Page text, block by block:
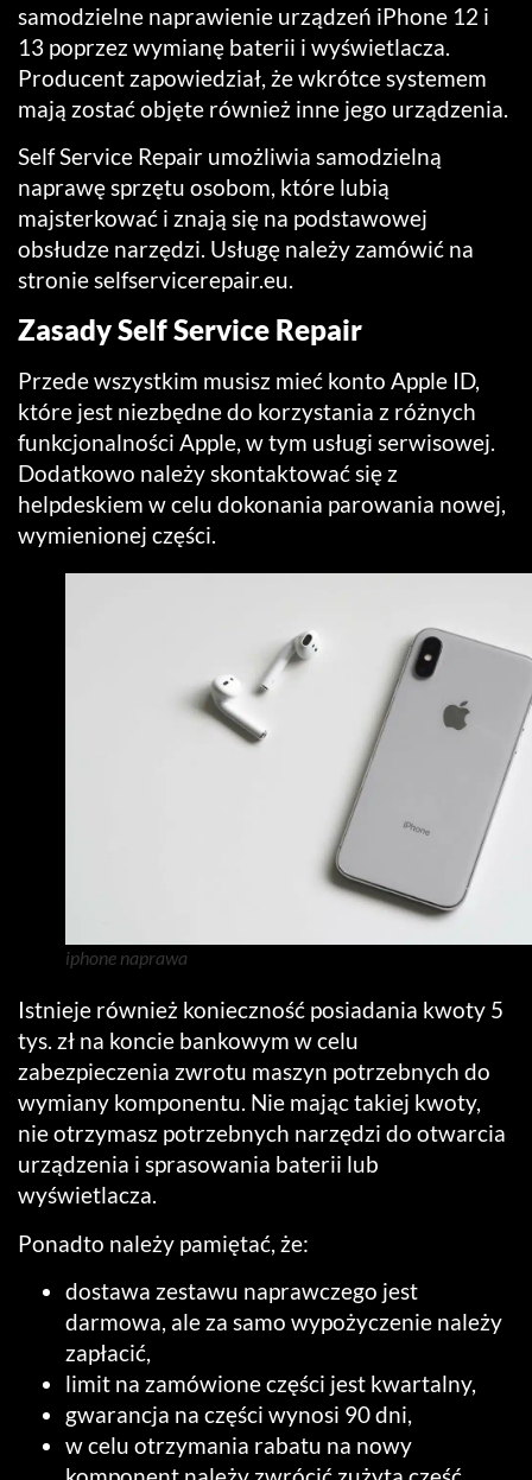
samodzielne naprawienie urządzeń iPhone 12 i
13 poprzez wymianę baterii i wyświetlacza.
Producent zapowiedział, że wkrótce systemem
mają zostać objęte również inne jego urządzenia.
Self Service Repair umożliwia samodzielną
naprawę sprzętu osobom, które lubią
majsterkować i znają się na podstawowej
obsłudze narzędzi. Usługę należy zamówić na
stronie selfservicerepair.eu.
Zasady Self Service Repair
Przede wszystkim musisz mieć konto Apple ID,
które jest niezbędne do korzystania z różnych
funkcjonalności Apple, w tym usługi serwisowej.
Dodatkowo należy skontaktować się z
helpdeskiem w celu dokonania parowania nowej,
wymienionej części.
iphone naprawa
Istnieje również konieczność posiadania kwoty 5
tys. zł na koncie bankowym w celu
zabezpieczenia zwrotu maszyn potrzebnych do
wymiany komponentu. Nie mając takiej kwoty,
nie otrzymasz potrzebnych narzędzi do otwarcia
urządzenia i sprasowania baterii lub
wyświetlacza.
Ponadto należy pamiętać, że:
dostawa zestawu naprawczego jest
darmowa, ale za samo wypożyczenie należy
zapłacić,
limit na zamówione części jest kwartalny,
gwarancja na części wynosi 90 dni,
w celu otrzymania rabatu na nowy